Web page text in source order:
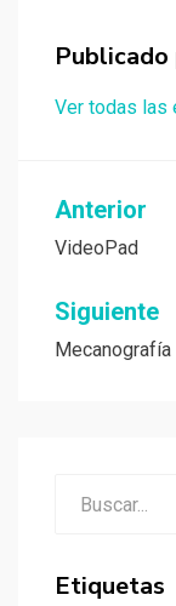
Publicado
Ver todas las
de
entradas
Anterior
VideoPad
Siguiente
Etiquetas